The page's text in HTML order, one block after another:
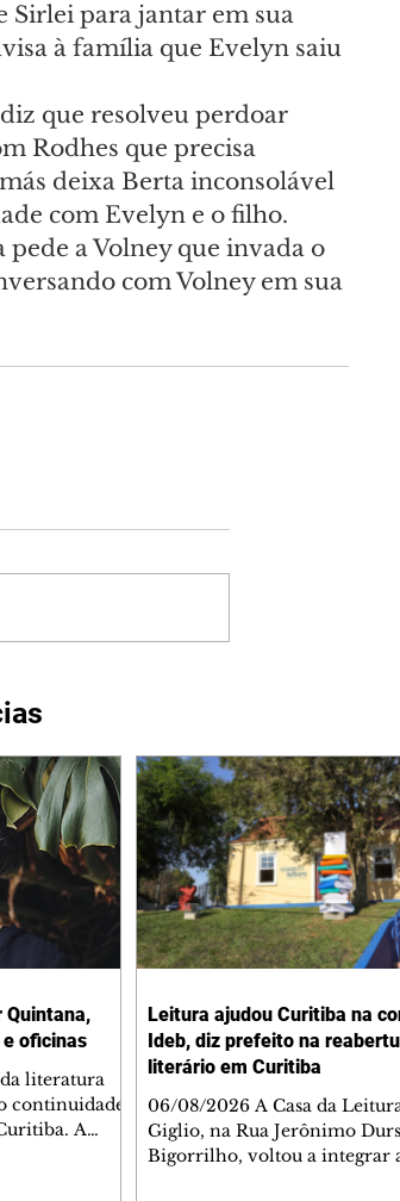
Sirlei para jantar em sua
à família que Evelyn saiu
que resolveu perdoar
Rodhes que precisa
deixa Berta inconsolável
com Evelyn e o filho.
a Volney que invada o
com Volney em sua
Quintana,
oficinas
literatura
continuidade
A
Leitura ajudou Curitiba na
Ideb, diz prefeito na
literário em Curitiba
06/08/2026 A Casa da
Giglio, na Rua Jerônimo
Bigorrilho, voltou a integrar